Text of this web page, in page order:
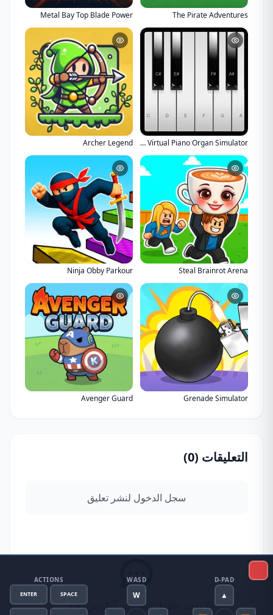
D-PAD
▲
WASD
W
ACTIONS
SPACE
ENTER
The Pirate Adventures
Metal Bay Top Blade Power
Piano Online - Virtual Piano Organ Simulator
Archer Legend
Steal Brainrot Arena
Ninja Obby Parkour
Grenade Simulator
Avenger Guard
التعليقات (0
)
سجل الدخول لنشر تعليق
لا توجد تعليقات بعد. كن أول من يعلق!